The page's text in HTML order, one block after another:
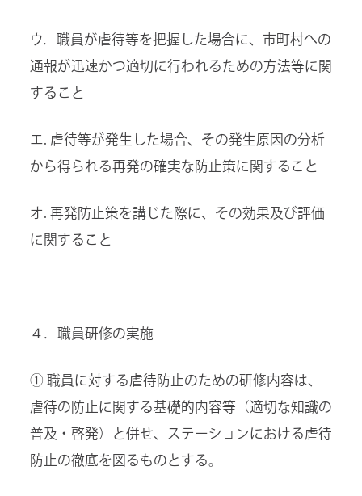
ウ．職員が虐待等を把握した場合に、市町村への
通報が迅速かつ適切に行われるための方法等に関
すること
エ. 虐待等が発生した場合、その発生原因の分析
から得られる再発の確実な防止策に関すること
オ. 再発防止策を講じた際に、その効果及び評価
に関すること
４．職員研修の実施
① 職員に対する虐待防止のための研修内容は、
虐待の防止に関する基礎的内容等（適切な知識の
普及・啓発）と併せ、ステーションにおける虐待
防止の徹底を図るものとする。